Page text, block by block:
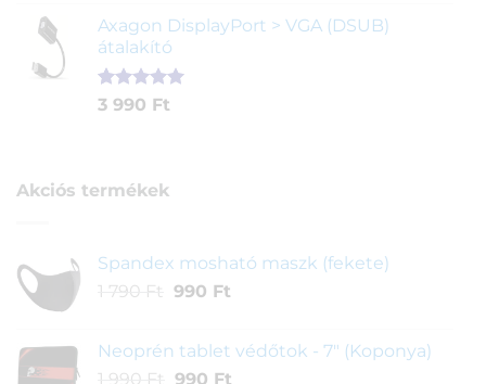
ből,
értékelés
alapján
was:
290 Ft.
is:
Axagon DisplayPort > VGA (DSUB)
átalakító
Értékelés
1
3 990 Ft
Akciós termékek
Spandex mosható maszk (fekete)
1 790 Ft
Original
1
990 FtCurrent
990 Ft.
Neoprén tablet védőtok - 7" (Koponya)
1 990 Ft
Original
990 FtCurrent